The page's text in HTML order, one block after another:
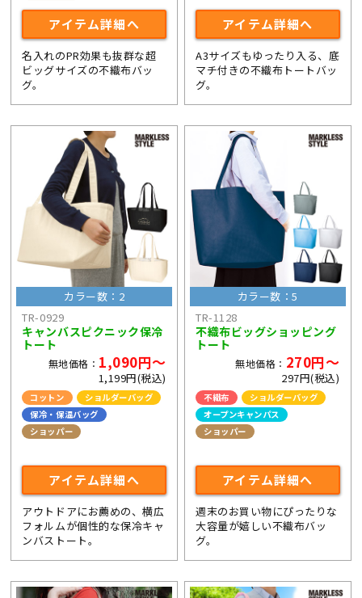
アイテム詳細へ
名入れのPR効果も抜群な超
ビッグサイズの不織布バッ
グ。
アイテム詳細へ
A3サイズもゆったり入る、底
マチ付きの不織布トートバッ
グ。
カラー数：2
TR-0929
キャンバスピクニック保冷
トート
無地価格： 1,090円～
1,199円(税込)
コットン
ショルダーバッグ
保冷・保温バッグ
ショッパー
アイテム詳細へ
アウトドアにお薦めの、横広
フォルムが個性的な保冷キャ
ンバストート。
カラー数：5
TR-1128
不織布ビッグショッピング
トート
無地価格： 270円～
297円(税込)
不織布
ショルダーバッグ
オープンキャンパス
ショッパー
アイテム詳細へ
週末のお買い物にぴったりな
大容量が嬉しい不織布バッ
グ。